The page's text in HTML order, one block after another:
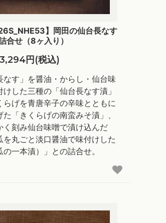
】岡田の仙台長なす
合せ（8ヶ入り）
3,294円(税込)
なす」を醤油・からし・仙台味
した三種の「仙台長なす漬」
らげを青唐辛子の辛味とともに
「きくらげの南蛮みそ漬」、
く刻み仙台味噌で漬け込んだ
を丸ごと淡口醤油で味付けした
の一本漬）」との詰合せ。